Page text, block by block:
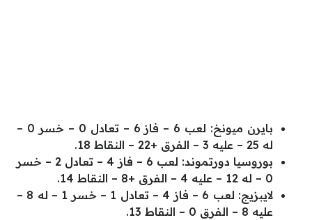
بايرن ميونخ: لعب 6 – فاز 6 – تعادل 0 – خسر 0 –
له 25 – عليه 3 – الفرق +22 – النقاط 18.
بوروسيا دورتموند: لعب 6 – فاز 4 – تعادل 2 – خسر
0 – له 12 – عليه 4 – الفرق +8 – النقاط 14.
لايبزيج: لعب 6 – فاز 4 – تعادل 1 – خسر 1 – له 8 –
عليه 8 – الفرق 0 – النقاط 13.